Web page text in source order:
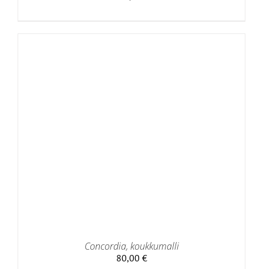
Concordia, koukkumalli
80,00 €